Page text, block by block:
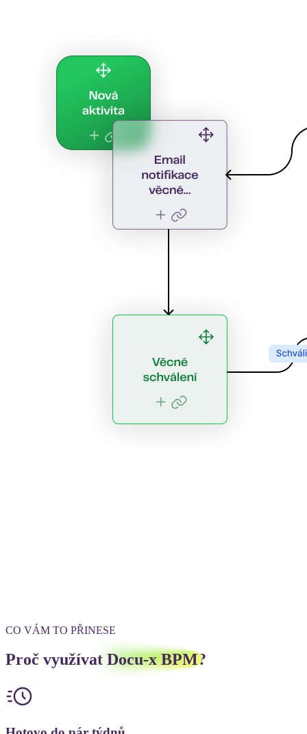
CO VÁM TO PŘINESE
Proč využívat Docu-x BPM?